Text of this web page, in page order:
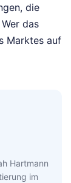
die
das
Marktes auf
Hartmann
im